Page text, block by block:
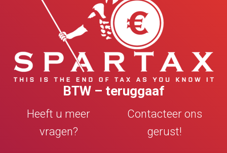
BTW – teruggaaf
Heeft u meer
vragen?
Contacteer ons
gerust!